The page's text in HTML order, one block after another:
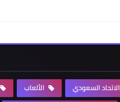
الاتحاد السعودي الألعاب